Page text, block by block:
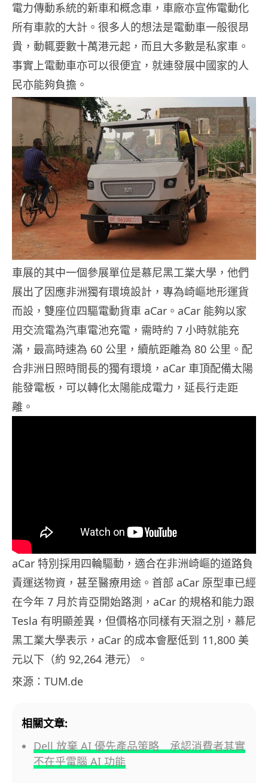
電力傳動系統的新車和概念車，車廠亦宣佈電動化
所有車款的大計。很多人的想法是電動車一般很昂
貴，動輒要數十萬港元起，而且大多數是私家車。
事實上電動車亦可以很便宜，就連發展中國家的人
民亦能夠負擔。
車展的其中一個參展單位是慕尼黑工業大學，他們
展出了因應非洲獨有環境設計，專為崎嶇地形運貨
而設，雙座位四驅電動貨車 aCar。aCar 能夠以家
用交流電為汽車電池充電，需時約 7 小時就能充
滿，最高時速為 60 公里，續航距離為 80 公里。配
合非洲日照時間長的獨有環境，aCar 車頂配備太陽
能發電板，可以轉化太陽能成電力，延長行走距
離。
aCar 特別採用四輪驅動，適合在非洲崎嶇的道路負
責運送物資，甚至醫療用途。首部 aCar 原型車已經
在今年 7 月於肯亞開始路測，aCar 的規格和能力跟
Tesla 有明顯差異，但價格亦同樣有天淵之別，慕尼
黑工業大學表示，aCar 的成本會壓低到 11,800 美
元以下（約 92,264 港元）。
來源：TUM.de
相關文章:
Dell 放棄 AI 優先產品策略 承認消費者其實
不在乎電腦 AI 功能